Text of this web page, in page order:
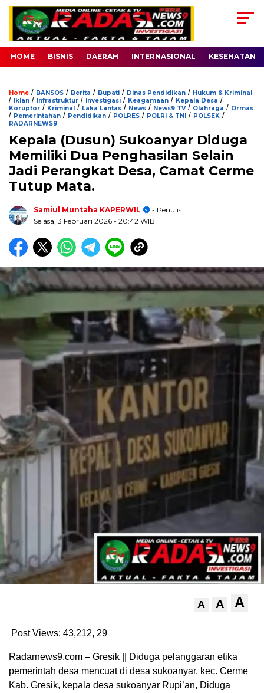
HOME BISNIS DAERAH INTERNASIONAL KESEHATAN
Home / BANSOS / Berita / Bupati / Dinas Pendidikan / Hukum & Kriminal
/ Iklan / Infrastruktur / Investigasi / Keagamaan / Kepala Desa /
Koruptor / Kriminal / Laka Lantas / News / News9 TV/ Olahraga / Ormas
/ Pemerintahan / Pendidikan / POLRES / POLRI & TNI / POLSEK /
RADARNEWS9
Kepala (Dusun) Sukoanyar Diduga
Memiliki Dua Penghasilan Selain
Jadi Perangkat Desa, Camat Cerme
Tutup Mata.
Samiul Muntaha KAPERWIL
- Penulis
Selasa, 3 Februari 2026 - 20:42 WIB
A A A
Post Views: 43,212, 29
Radarnews9.com – Gresik || Diduga pelanggaran etika
pemerintah desa mencuat di desa sukoanyar, kec. Cerme
Kab. Gresik, kepala desa sukoanyar Rupi’an, Diduga